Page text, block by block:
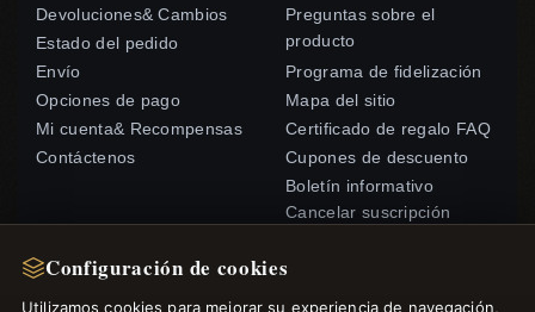
Configuración de cookies
Utilizamos cookies para mejorar su experiencia de navegación,
Devoluciones& Cambios
Estado del pedido
Envío
Opciones de pago
Mi cuenta& Recompensas
Contáctenos
Preguntas sobre el
producto
Programa de fidelización
Mapa del sitio
Certificado de regalo FAQ
Cupones de descuento
Boletín informativo
Cancelar suscripción
ENLACES RÁPIDOS